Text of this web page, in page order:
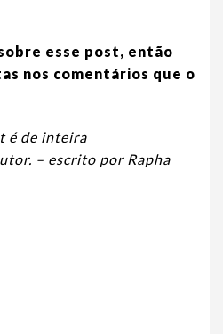
esse post, então
nos comentários que o
é de inteira
– escrito por Rapha